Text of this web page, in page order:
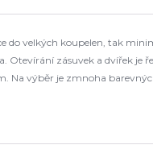
velkých koupelen, tak
zásuvek a dvířek je
Na výběr je zmnoha